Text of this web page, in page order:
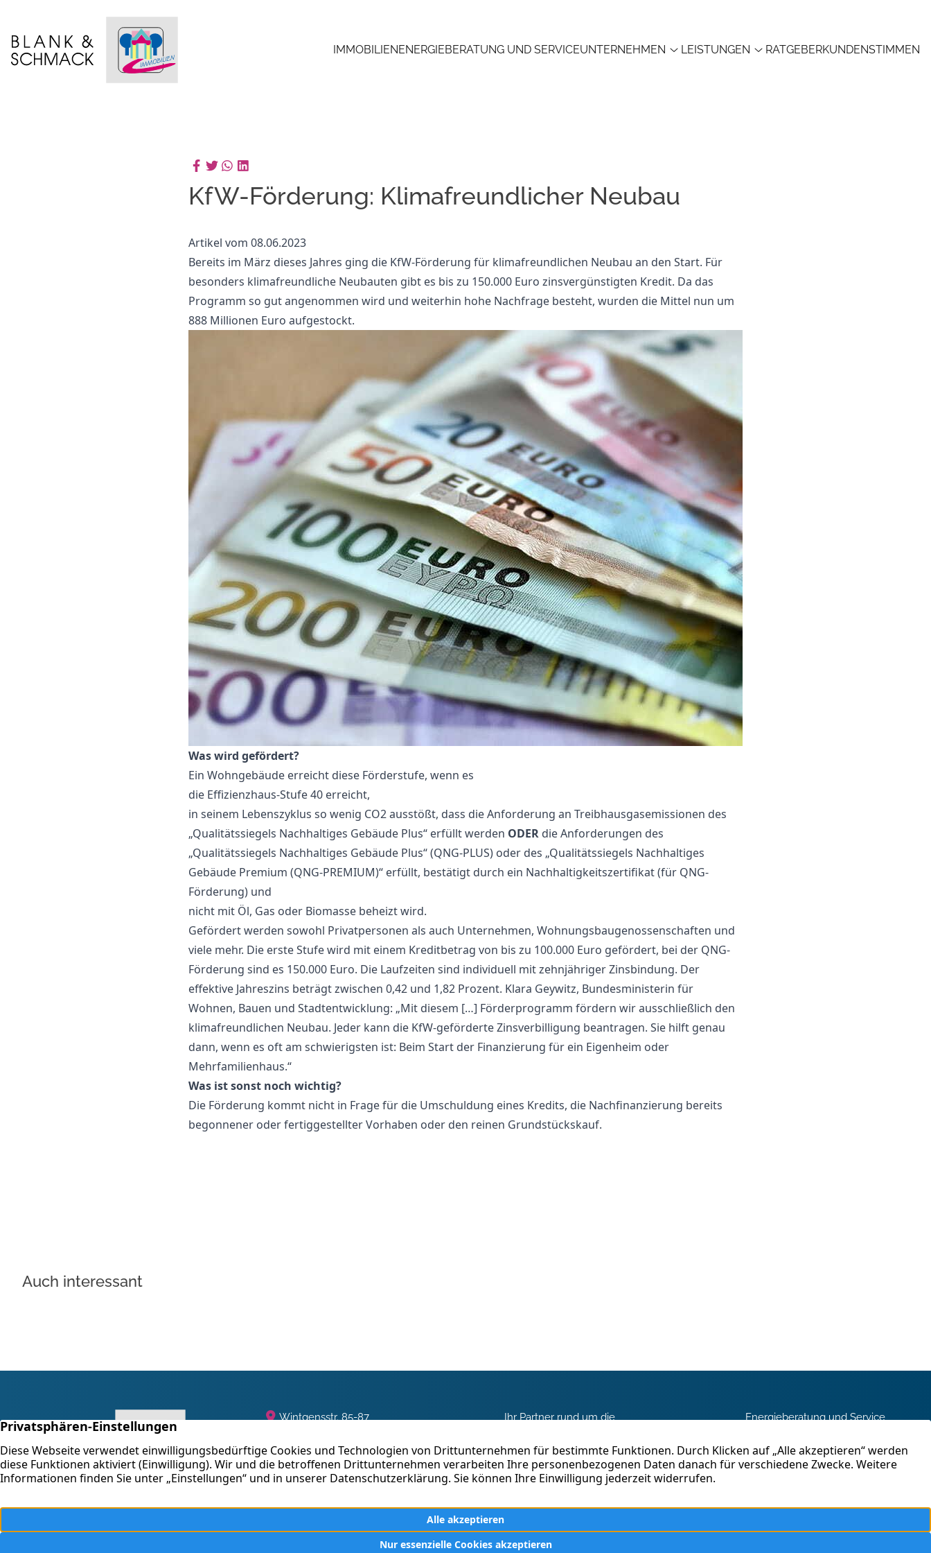
IMMOBILIENENERGIEBERATUNG UND SERVICEUNTERNEHMEN LEISTUNGEN RATGEBERKUNDENSTIMMEN
KfW-Förderung: Klimafreundlicher Neubau
Artikel vom 08.06.2023
Bereits im März dieses Jahres ging die KfW-Förderung für klimafreundlichen Neubau an den Start. Für
besonders klimafreundliche Neubauten gibt es bis zu 150.000 Euro zinsvergünstigten Kredit. Da das
Programm so gut angenommen wird und weiterhin hohe Nachfrage besteht, wurden die Mittel nun um
888 Millionen Euro aufgestockt.
Was wird gefördert?
Ein Wohngebäude erreicht diese Förderstufe, wenn es
die Effizienzhaus-Stufe 40 erreicht,
in seinem Lebenszyklus so wenig CO2 ausstößt, dass die Anforderung an Treibhausgasemissionen des
„Qualitätssiegels Nachhaltiges Gebäude Plus“ erfüllt werden ODER die An­forderungen des
„Qualitätssiegels Nachhaltiges Gebäude Plus“ (QNG-PLUS) oder des „Qualitäts­siegels Nach­haltiges
Gebäude Premium (QNG-PREMIUM)“ erfüllt, bestätigt durch ein Nach­haltig­keits­zertifikat (für QNG-
Förderung) und
nicht mit Öl, Gas oder Biomasse beheizt wird.
Gefördert werden sowohl Privatpersonen als auch Unternehmen, Wohnungsbaugenossenschaften und
viele mehr. Die erste Stufe wird mit einem Kreditbetrag von bis zu 100.000 Euro gefördert, bei der QNG-
Förderung sind es 150.000 Euro. Die Laufzeiten sind individuell mit zehnjähriger Zinsbindung. Der
effektive Jahreszins beträgt zwischen 0,42 und 1,82 Prozent. Klara Geywitz, Bundesministerin für
Wohnen, Bauen und Stadtentwicklung: „Mit diesem […] Förderprogramm fördern wir ausschließlich den
klimafreundlichen Neubau. Jeder kann die KfW-geförderte Zinsverbilligung beantragen. Sie hilft genau
dann, wenn es oft am schwierigsten ist: Beim Start der Finanzierung für ein Eigenheim oder
Mehrfamilienhaus.“
Was ist sonst noch wichtig?
Die Förderung kommt nicht in Frage für die Umschuldung eines Kredits, die Nachfinanzierung bereits
begonnener oder fertiggestellter Vorhaben oder den reinen Grundstückskauf.
Auch interessant
Wintgensstr. 85-87
+49 203 3018960
Ihr Partner rund um die
Betreuung von Immobilien in
Duisburg. Seit fast 40 Jahren
erfolgreich in der
Energieberatung und Service
Immobilienbewertung